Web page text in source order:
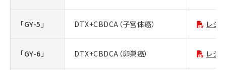
「GY-5」 DTX+CBDCA（子宮体癌） レジ
「GY-6」 DTX+CBDCA（卵巣癌） レジ